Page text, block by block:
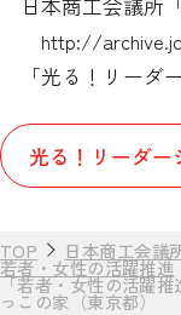
日本商工会議所
http://
「光る！リーダー
光る！リーダー
TOP 日本商工会議
若者・女性の活躍推進
「若者・女性の活躍推
っこの家（東京都）